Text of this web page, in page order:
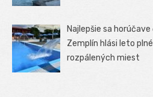
Najlepšie sa
Zemplín hlási leto
rozpálených miest